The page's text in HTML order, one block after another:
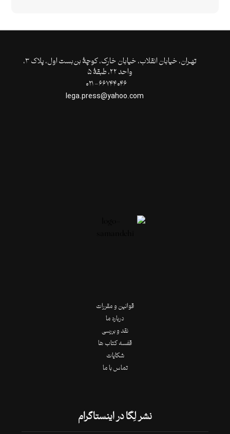
تهـران،‌ خیابان انقلاب، خیابان خارک، کوچۀ بن‌بست اول، پلاک ۳،
واحد ۲۲، طبقۀ ۵
قوانین و مقررات
درباره ما
نقد و بررسی
قفسه کتاب ها
شکایات
تماس با ما
نشر لِگا در اینستاگرام